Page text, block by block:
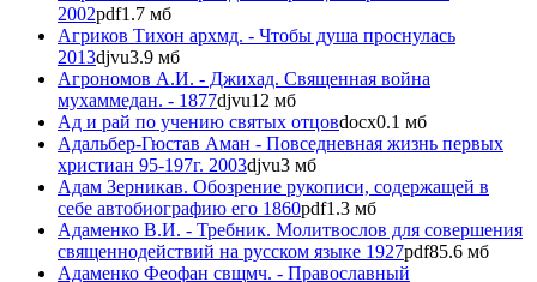
2002pdf1.7 мб
Агриков Тихон архмд. - Чтобы душа проснулась
2013djvu3.9 мб
Агрономов А.И. - Джихад. Священная война
мухаммедан. - 1877djvu12 мб
Ад и рай по учению святых отцовdocx0.1 мб
Адальбер-Гюстав Аман - Повседневная жизнь первых
христиан 95-197г. 2003djvu3 мб
Адам Зерникав. Обозрение рукописи, содержащей в
себе автобиографию его 1860pdf1.3 мб
Адаменко В.И. - Требник. Молитвослов для совершения
священнодействий на русском языке 1927pdf85.6 мб
Адаменко Феофан свщмч. - Православный